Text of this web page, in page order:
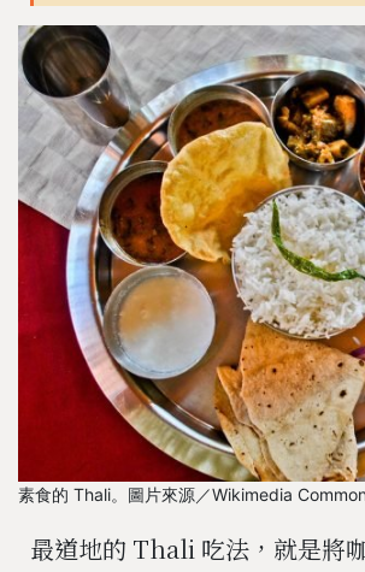
素食的 Thali。圖片來源／Wikimedia
最道地的 Thali 吃法，就是將